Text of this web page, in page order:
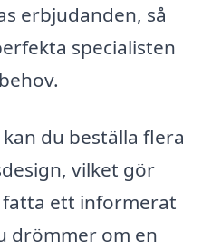
erbjudanden, så
specialisten
du beställa flera
vilket gör
ett informerat
drömmer om en